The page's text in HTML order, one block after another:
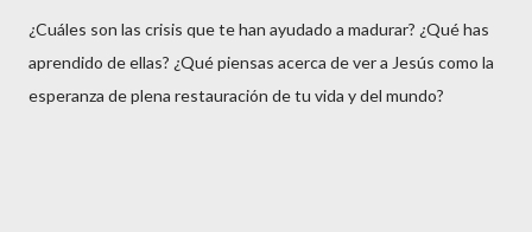
¿Cuáles son las crisis que te han ayudado a madurar? ¿Qué has
aprendido de ellas? ¿Qué piensas acerca de ver a Jesús como la
esperanza de plena restauración de tu vida y del mundo?